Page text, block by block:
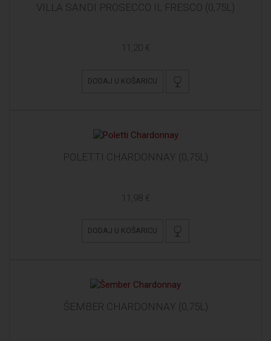
VILLA SANDI PROSECCO IL FRESCO (0,75L)
11,20 €
DODAJ U KOŠARICU
POLETTI CHARDONNAY (0,75L)
11,98 €
DODAJ U KOŠARICU
ŠEMBER CHARDONNAY (0,75L)